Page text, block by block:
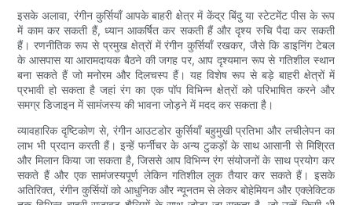
इसके अलावा, रंगीन कुर्सियाँ आपके बाहरी क्षेत्र में केंद्र बिंदु या स्टेटमेंट पीस के रूप
में काम कर सकती हैं, ध्यान आकर्षित कर सकती हैं और दृश्य रुचि पैदा कर सकती
हैं। रणनीतिक रूप से प्रमुख क्षेत्रों में रंगीन कुर्सियाँ रखकर, जैसे कि डाइनिंग टेबल
के आसपास या आरामदायक बैठने की जगह पर, आप दृश्यमान रूप से गतिशील स्थान
बना सकते हैं जो मनोरम और दिलचस्प हैं। यह विशेष रूप से बड़े बाहरी क्षेत्रों में
प्रभावी हो सकता है जहां रंग का एक पॉप विभिन्न क्षेत्रों को परिभाषित करने और
समग्र डिजाइन में सामंजस्य की भावना जोड़ने में मदद कर सकता है।
व्यावहारिक दृष्टिकोण से, रंगीन आउटडोर कुर्सियाँ बहुमुखी प्रतिभा और लचीलेपन का
लाभ भी प्रदान करती हैं। इन्हें फर्नीचर के अन्य टुकड़ों के साथ आसानी से मिश्रित
और मिलान किया जा सकता है, जिससे आप विभिन्न रंग संयोजनों के साथ प्रयोग कर
सकते हैं और एक सामंजस्यपूर्ण लेकिन गतिशील लुक तैयार कर सकते हैं। इसके
अतिरिक्त, रंगीन कुर्सियों को आधुनिक और न्यूनतम से लेकर बोहेमियन और एक्लेक्टिक